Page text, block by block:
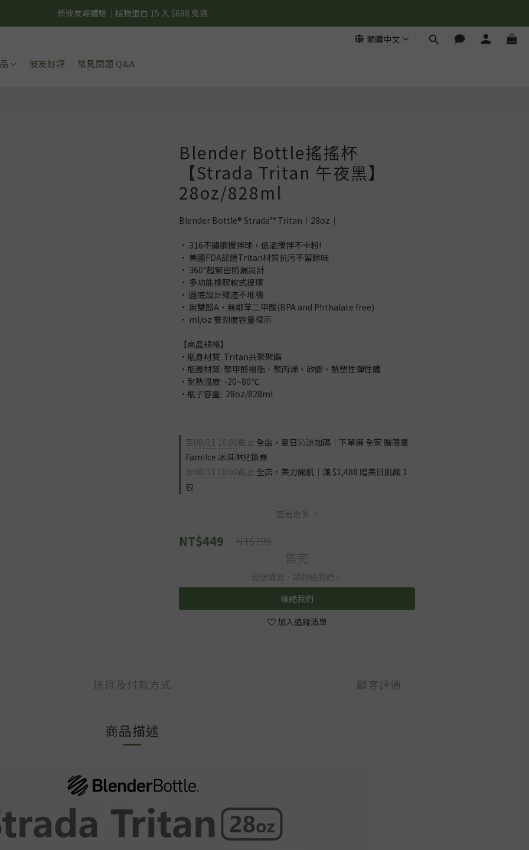
夏日輕補給｜500g 植物蛋白最低 $373 起
新彼友輕體驗｜植物蛋白 15 入 $688 免運
夏日輕補給｜500g 植物蛋白最低 $373 起
繁體中文
彼友好評 常見問題 Q&A
Blender Bottle搖搖杯
【Strada Tritan 午夜黑】
28oz/828ml
Blender Bottle® Strada™ Tritan｜28oz｜
• 316不鏽鋼攪拌球，低溫攪拌不卡粉!
• 美國FDA認證Tritan材質抗污不留餘味
• 360°超緊密防漏設計
• 多功能橡膠軟式提環
• 圓底設計殘渣不堆積
• 無雙酚A，無鄰苯二甲酸(BPA and Phthalate free)
• ml/oz 雙刻度容量標示
【商品規格】
•瓶身材質: Tritan共聚聚酯
•瓶蓋材質: 聚甲醛樹脂、聚丙烯、矽膠、熱塑性彈性體
•耐熱溫度: -20~80℃
•瓶子容量:  28oz/828ml
至08/31 16:00截止 全店，夏日沁涼加碼｜下單選 全家 贈限量
Fami!ce 冰淇淋兌換券
至08/31 16:00截止 全店，美力開肌｜滿 $1,488 贈美日肌酸 1
包
查看更多
NT$449 NT$799
售完
若想購買，請聯絡我們。
聯絡我們
加入追蹤清單
送貨及付款方式 顧客評價
商品描述